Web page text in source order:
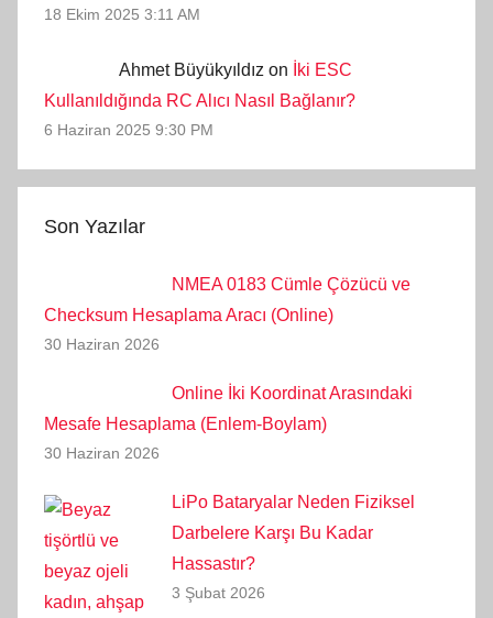
18 Ekim 2025 3:11 AM
Ahmet Büyükyıldız on
İki ESC
Kullanıldığında RC Alıcı Nasıl Bağlanır?
6 Haziran 2025 9:30 PM
Son Yazılar
NMEA 0183 Cümle Çözücü ve
Checksum Hesaplama Aracı (Online)
30 Haziran 2026
Online İki Koordinat Arasındaki
Mesafe Hesaplama (Enlem-Boylam)
30 Haziran 2026
LiPo Bataryalar Neden Fiziksel
Darbelere Karşı Bu Kadar
Hassastır?
3 Şubat 2026